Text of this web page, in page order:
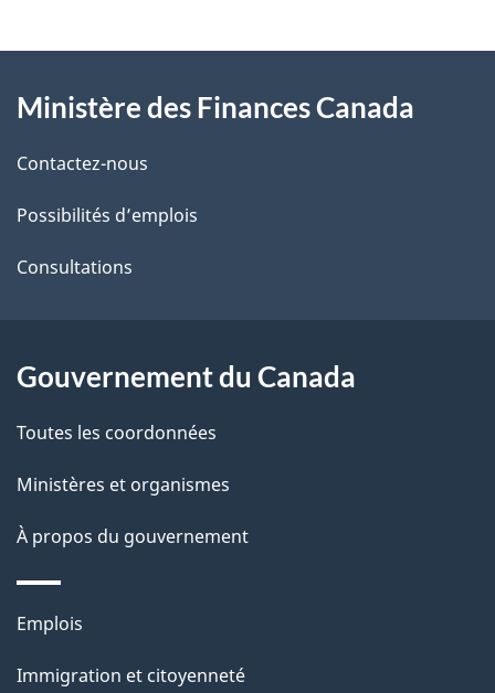
i
l
s
d
l
p
a
g
e
propos
de
ce
site
Ministère des Finances Canada
Contactez-nous
Possibilités d’emplois
Consultations
Gouvernement du Canada
Toutes les coordonnées
Ministères et organismes
À propos du gouvernement
Thèmes
sujets
Emplois
Immigration et citoyenneté